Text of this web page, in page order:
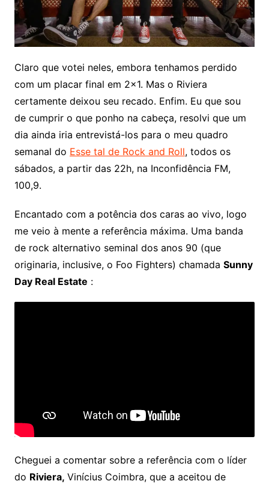
Claro que votei neles, embora tenhamos perdido
com um placar final em 2×1. Mas o Riviera
certamente deixou seu recado. Enfim. Eu que sou
de cumprir o que ponho na cabeça, resolvi que um
dia ainda iria entrevistá-los para o meu quadro
semanal do Esse tal de Rock and Roll, todos os
sábados, a partir das 22h, na Inconfidência FM,
100,9.
Encantado com a potência dos caras ao vivo, logo
me veio à mente a referência máxima. Uma banda
de rock alternativo seminal dos anos 90 (que
originaria, inclusive, o Foo Fighters) chamada Sunny
Day Real Estate :
Cheguei a comentar sobre a referência com o líder
do Riviera, Vinícius Coimbra, que a aceitou de